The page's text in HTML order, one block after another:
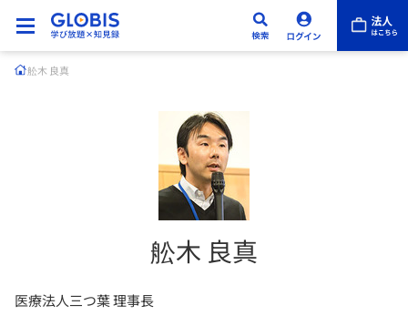
舩木 良真
舩木 良真
医療法人三つ葉 理事長